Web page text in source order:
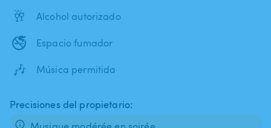
🥂 Alcohol autorizado
🚭 Espacio fumador
🎶 Música permitida
Precisiones del propietario: